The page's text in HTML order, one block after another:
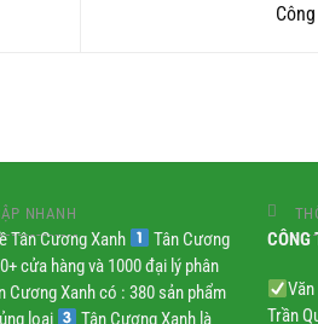
NHANH
Tân Cương Xanh
Tân Cương
cửa hàng và 1000 đại lý phân
Cương Xanh có : 380 sản phẩm
loại
Tân Cương Xanh là
CÔNG
Trần